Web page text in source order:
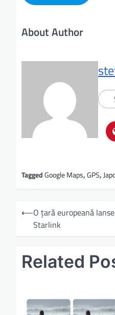
About Author
TaggedGoogle Maps,GPS,
⟵O țară europeană
Starlink
Related